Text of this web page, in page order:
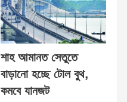
শাহ আমানত সেতুতে
বাড়ানো হচ্ছে টোল বুথ,
কমবে যানজট